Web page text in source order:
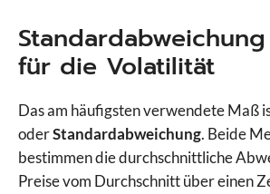
für die Volatilität
Das am häufigsten verwendete Maß
oderStandardabweichung. Beide
bestimmen die durchschnittliche
Preise vom Durchschnitt über einen